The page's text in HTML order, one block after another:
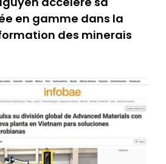
en gamme dans la
des minerais